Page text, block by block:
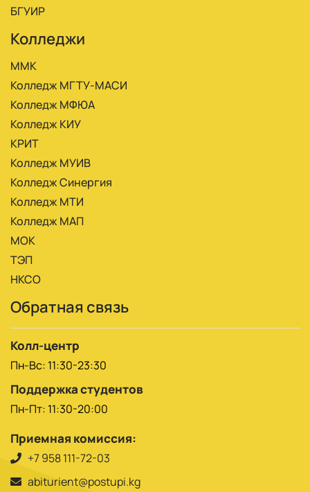
БГУИР
Колледжи
ММК
Колледж МГТУ-МАСИ
Колледж МФЮА
Колледж КИУ
КРИТ
Колледж МУИВ
Колледж Синергия
Колледж МТИ
Колледж МАП
МОК
ТЭП
НКСО
Обратная связь
Колл-центр
Пн-Вс: 11:30-23:30
Поддержка студентов
Пн-Пт: 11:30-20:00
Приемная комиссия:
+7 958 111-72-03
abiturient@postupi.kg